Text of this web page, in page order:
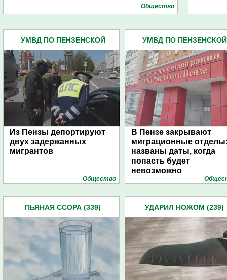
Общество
УМВД ПО ПЕНЗЕНСКОЙ
Из Пензы депортируют
двух задержанных
мигрантов
Общество
УМВД ПО ПЕНЗЕНСКОЙ
В Пензе закрывают
миграционные
названы даты, когда
попасть будет
невозможно
ПЬЯНАЯ ССОРА (339) УДАРИЛ НОЖОМ (239)